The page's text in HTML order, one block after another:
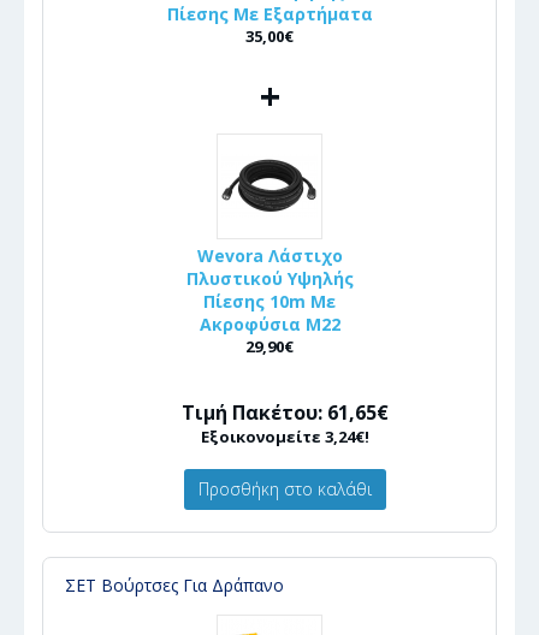
Πίεσης Με Εξαρτήματα
35,00€
+
Wevora Λάστιχο
Πλυστικού Υψηλής
Πίεσης 10m Με
Ακροφύσια Μ22
29,90€
Τιμή Πακέτου: 61,65€
Εξοικονομείτε 3,24€!
Προσθήκη στο καλάθι
ΣΕΤ Βούρτσες Για Δράπανο